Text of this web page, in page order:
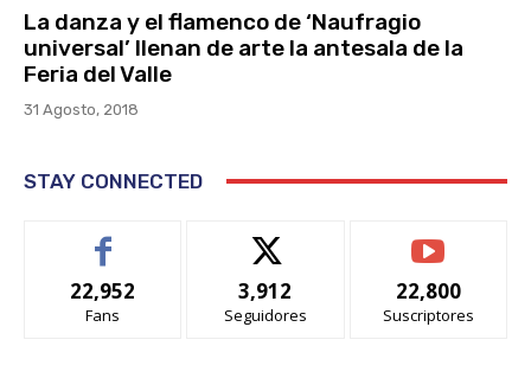
La danza y el flamenco de ‘Naufragio
universal’ llenan de arte la antesala de la
Feria del Valle
31 Agosto, 2018
STAY CONNECTED
22,952
Fans
3,912
Seguidores
22,800
Suscriptores